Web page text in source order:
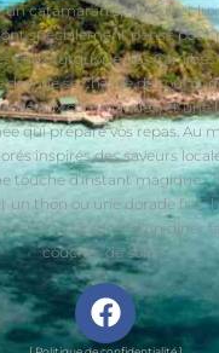
un catamaran spacieux et
spécialement pensé pour
eaux turquoise des
dévoué se charge de tout :
aux commandes, et une
qui prépare vos repas. Au
inspirés des saveurs
touche d’instant magique…
un thon ou une dorade
par vos soins lors d’un dîner
coucher de soleil !